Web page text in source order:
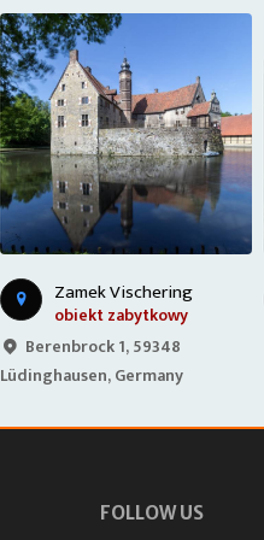
Zamek Vischering
obiekt zabytkowy
Berenbrock 1, 59348
Lüdinghausen, Germany
FOLLOW US